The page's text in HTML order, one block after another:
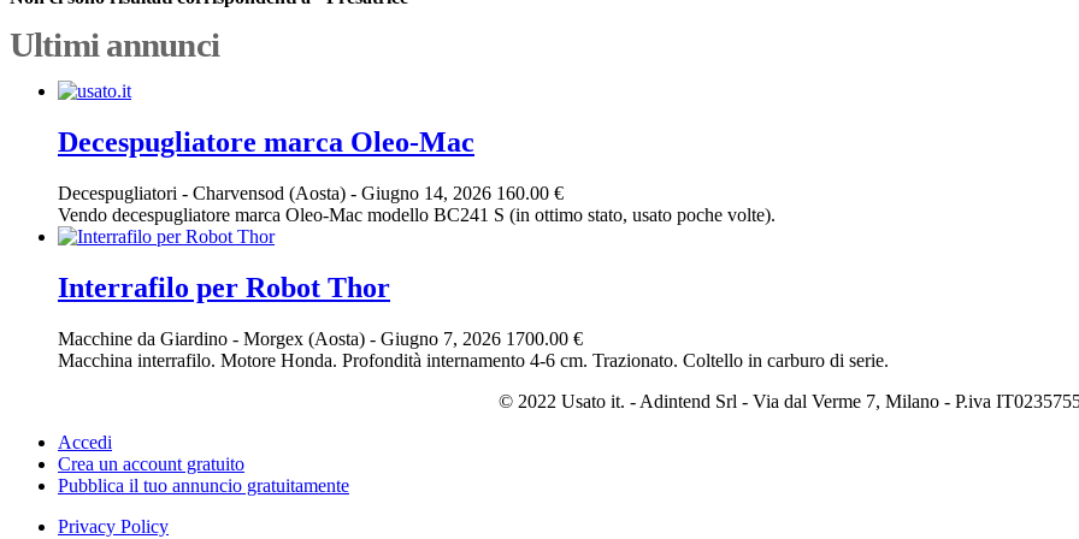
Ultimi annunci
Decespugliatore marca Oleo-Mac
Decespugliatori - Charvensod (Aosta) - Giugno 14, 2026 160.00 €
Vendo decespugliatore marca Oleo-Mac modello BC241 S (in ottimo stato, usato poche volte).
Interrafilo per Robot Thor
Macchine da Giardino - Morgex (Aosta) - Giugno 7, 2026 1700.00 €
Macchina interrafilo. Motore Honda. Profondità internamento 4-6 cm. Trazionato. Coltello in carburo di serie.
© 2022 Usato it. - Adintend Srl - Via dal Verme 7, Milano - P.iva
Accedi
Crea un account gratuito
Pubblica il tuo annuncio gratuitamente
Privacy Policy